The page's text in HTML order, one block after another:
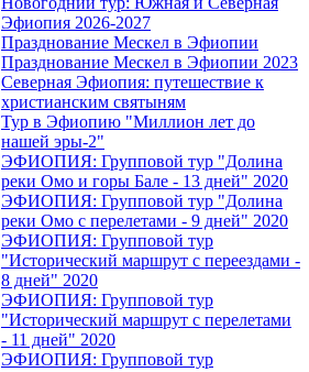
Эфиопия 2026-2027
Празднование Мескел в Эфиопии
Празднование Мескел в Эфиопии 2023
Северная Эфиопия: путешествие к
христианским святыням
Тур в Эфиопию "Миллион лет до
нашей эры-2"
ЭФИОПИЯ: Групповой тур "Долина
реки Омо и горы Бале - 13 дней" 2020
ЭФИОПИЯ: Групповой тур "Долина
реки Омо с перелетами - 9 дней" 2020
ЭФИОПИЯ: Групповой тур
"Исторический маршрут с переездами -
8 дней" 2020
ЭФИОПИЯ: Групповой тур
"Исторический маршрут с перелетами
- 11 дней" 2020
ЭФИОПИЯ: Групповой тур